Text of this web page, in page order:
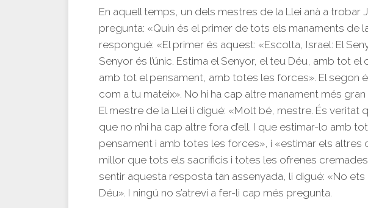
En aquell temps, un dels mestres de la Llei anà a trobar
pregunta: «Quin és el primer de tots els manaments de
respongué: «El primer és aquest: «Escolta, Israel: El
Senyor és l’únic. Estima el Senyor, el teu Déu, amb tot el
amb tot el pensament, amb totes les forces». El segon
com a tu mateix». No hi ha cap altre manament més
El mestre de la Llei li digué: «Molt bé, mestre. És veritat
que no n’hi ha cap altre fora d’ell. I que estimar-lo amb
pensament i amb totes les forces», i «estimar els altres
millor que tots els sacrificis i totes les ofrenes cremades
sentir aquesta resposta tan assenyada, li digué: «No
Déu». I ningú no s’atreví a fer-li cap més pregunta.